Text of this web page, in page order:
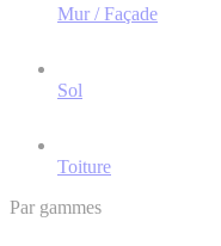
Mur / Façade
Sol
Toiture
Par gammes